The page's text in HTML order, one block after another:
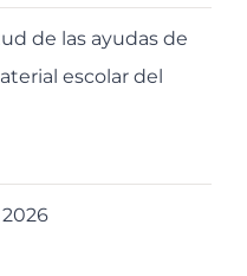
de las ayudas de
escolar del